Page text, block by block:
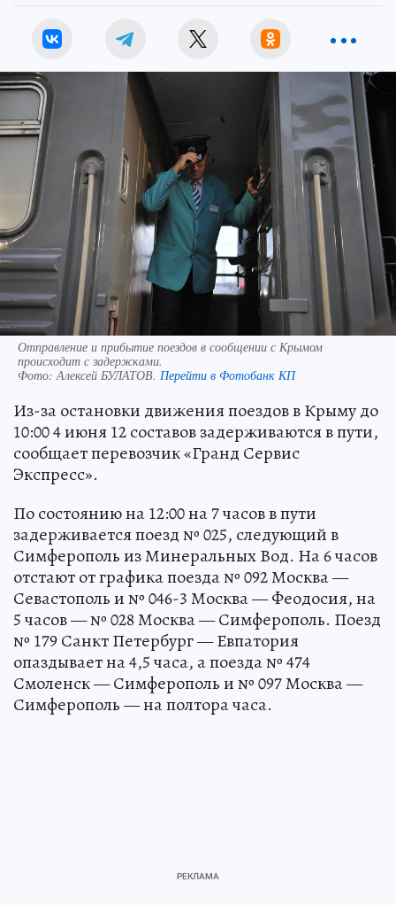
Отправление и прибытие поездов в сообщении с Крымом
происходит с задержками.
Фото:Алексей БУЛАТОВ. Перейти в Фотобанк КП
Из-за остановки движения поездов в Крыму до
10:00 4 июня 12 составов задерживаются в пути,
сообщает перевозчик «Гранд Сервис
Экспресс».
По состоянию на 12:00 на 7 часов в пути
задерживается поезд № 025, следующий в
Симферополь из Минеральных Вод. На 6 часов
отстают от графика поезда № 092 Москва —
Севастополь и № 046-3 Москва — Феодосия, на
5 часов — № 028 Москва — Симферополь. Поезд
№ 179 Санкт Петербург — Евпатория
опаздывает на 4,5 часа, а поезда № 474
Смоленск — Симферополь и № 097 Москва —
Симферополь — на полтора часа.